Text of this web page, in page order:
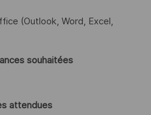
(Outlook, Word, Excel,
souhaitées
attendues